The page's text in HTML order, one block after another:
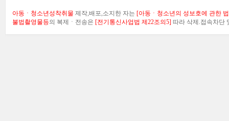
아동ㆍ청소년성착취물 제작,배포,소지한 자는 [아동ㆍ청소년의 성보호에 관한
불법촬영물등의 복제ㆍ전송은 [전기통신사업법 제22조의5] 따라 삭제.접속차단